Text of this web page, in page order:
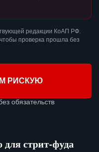
редакции КоАП РФ.
проверка прошла без
РИСКУЮ
обязательств
стрит-фуда